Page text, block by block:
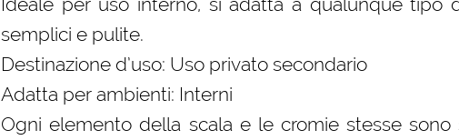
semplici e pulite.
Destinazione d’uso: Uso privato secondario
Adatta per ambienti: Interni
Ogni elemento della scala e le cromie stesse